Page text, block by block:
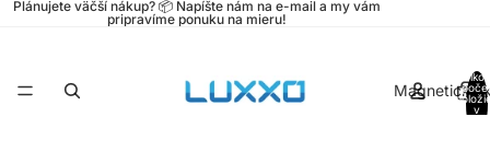
Plánujete väčší nákup? 📦 Napíšte nám na e-mail a my vám
pripravíme ponuku na mieru!
Magnetické
počet
v